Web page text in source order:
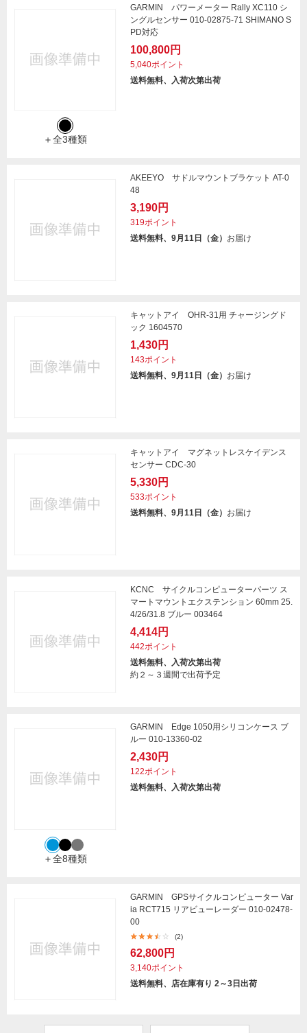
＋全3種類
GARMIN パワーメーター Rally XC110 シ
ングルセンサー 010-02875-71 SHIMANO S
PD対応
100,800円
5,040ポイント
送料無料、入荷次第出荷
AKEEYO サドルマウントブラケット AT-0
48
3,190円
319ポイント
送料無料、9月11日（金） お届け
キャットアイ OHR-31用 チャージングド
ック 1604570
1,430円
143ポイント
送料無料、9月11日（金） お届け
キャットアイ マグネットレスケイデンス
センサー CDC-30
5,330円
533ポイント
送料無料、9月11日（金） お届け
KCNC サイクルコンピューターパーツ ス
マートマウントエクステンション 60mm 25.
4/26/31.8 ブルー 003464
4,414円
442ポイント
送料無料、入荷次第出荷
約２～３週間で出荷予定
＋全8種類
GARMIN Edge 1050用シリコンケース ブ
ルー 010-13360-02
2,430円
122ポイント
送料無料、入荷次第出荷
GARMIN GPSサイクルコンピューター Var
ia RCT715 リアビューレーダー 010-02478-
00
(2)
62,800円
3,140ポイント
送料無料、店在庫有り 2～3日出荷